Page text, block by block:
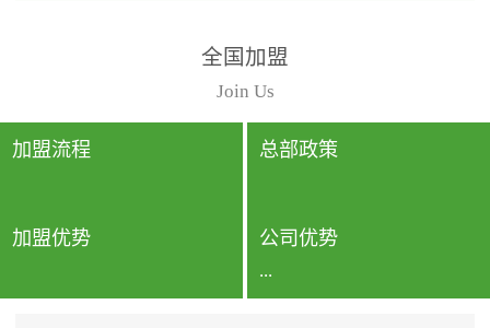
动，人类长时间停留的室
内空间都有整体消毒的需
要。因为空间内人流携带
的、空气...
行国家规定的标准检测方
法，空气采样量准确，检
测结果可靠，远胜于其他
检测...
全国加盟
Join Us
加盟流程 总部政策
加盟优势 公司优势
...